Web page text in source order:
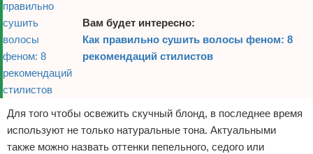
Хирургия
Вам будет интересно:
Как правильно сушить волосы феном: 8
рекомендаций стилистов
Для того чтобы освежить скучный блонд, в последнее время
используют не только натуральные тона. Актуальными
также можно назвать оттенки пепельного, седого или